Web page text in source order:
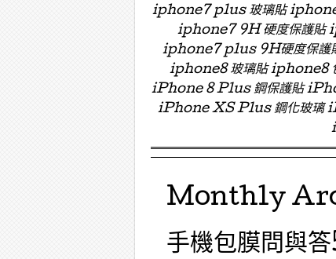
iphone7 plus 玻璃貼
iphone7 9H 硬度保護貼
iphone7 plus 9H硬度保護
iphone8 玻璃貼 iphone8
iPhone 8 Plus 鋼保護貼
iPhone XS Plus 鋼化玻璃
Monthly
手機包膜問與